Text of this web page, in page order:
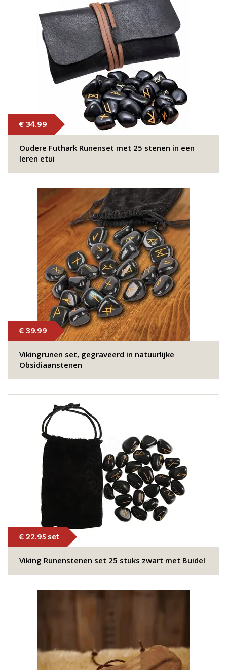
€ 34.99
Oudere Futhark Runenset met 25 stenen in een
leren etui
€ 39.99
Vikingrunen set, gegraveerd in natuurlijke
Obsidiaanstenen
€ 22.95 set
Viking Runenstenen set 25 stuks zwart met Buidel